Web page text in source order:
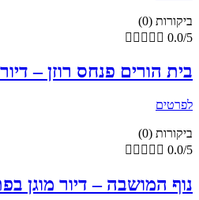
ביקורות (0)
     0.0/5
בית הורים פנחס רוזן –
לפרטים
ביקורות (0)
     0.0/5
נוף המושבה – דיור מוגן